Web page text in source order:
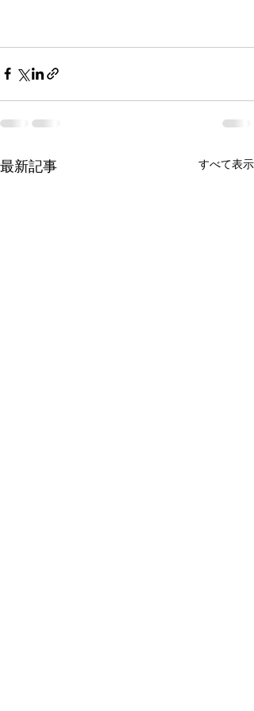
最新記事 すべて表示